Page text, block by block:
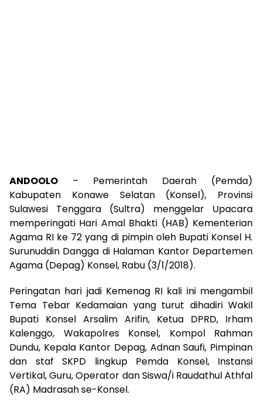
ANDOOLO – Pemerintah Daerah (Pemda)
Kabupaten Konawe Selatan (Konsel), Provinsi
Sulawesi Tenggara (Sultra) menggelar Upacara
memperingati Hari Amal Bhakti (HAB) Kementerian
Agama RI ke 72 yang di pimpin oleh Bupati Konsel H.
Surunuddin Dangga di Halaman Kantor Departemen
Agama (Depag) Konsel, Rabu (3/1/2018).
Peringatan hari jadi Kemenag RI kali ini mengambil
Tema Tebar Kedamaian yang turut dihadiri Wakil
Bupati Konsel Arsalim Arifin, Ketua DPRD, Irham
Kalenggo, Wakapolres Konsel, Kompol Rahman
Dundu, Kepala Kantor Depag, Adnan Saufi, Pimpinan
dan staf SKPD lingkup Pemda Konsel, Instansi
Vertikal, Guru, Operator dan Siswa/i Raudathul Athfal
(RA) Madrasah se-Konsel.